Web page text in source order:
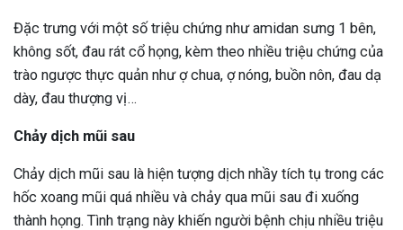
Đặc trưng với một số triệu chứng như amidan sưng 1 bên,
không sốt, đau rát cổ họng, kèm theo nhiều triệu chứng của
trào ngược thực quản như ợ chua, ợ nóng, buồn nôn, đau dạ
dày, đau thượng vị…
Chảy dịch mũi sau
Chảy dịch mũi sau là hiện tượng dịch nhầy tích tụ trong các
hốc xoang mũi quá nhiều và chảy qua mũi sau đi xuống
thành họng. Tình trạng này khiến người bệnh chịu nhiều triệu